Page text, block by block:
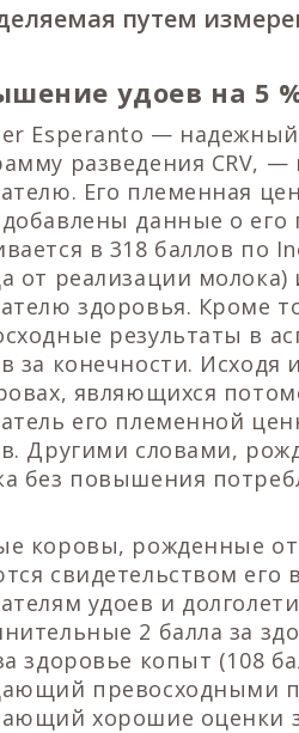
путем
удоев на 5
Esperanto —
разведения CRV,
Его племенная
данные о его
в 318 баллов по
от реализации
здоровья. Кроме
результаты в
за конечности.
являющихся
его племенной
Другими словами,
без повышения
коровы, рожденные
свидетельством
удоев и
2 балла за
здоровье копыт (108
превосходными
хорошие оценки